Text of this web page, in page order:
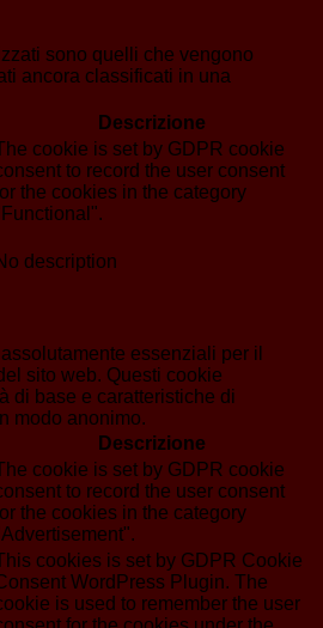
sono quelli che vengono
ancora classificati in una
Descrizione
cookie is set by GDPR cookie
to record the user consent
the cookies in the category
description
essenziali per il
sito web. Questi cookie
di base e caratteristiche di
modo anonimo.
Descrizione
cookie is set by GDPR cookie
to record the user consent
the cookies in the category
cookies is set by GDPR Cookie
WordPress Plugin. The
is used to remember the user